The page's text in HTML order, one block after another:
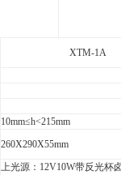
XTM-1A
10mm≤h<215mm
260X290X55mm
上光源：12V10W带反光杯